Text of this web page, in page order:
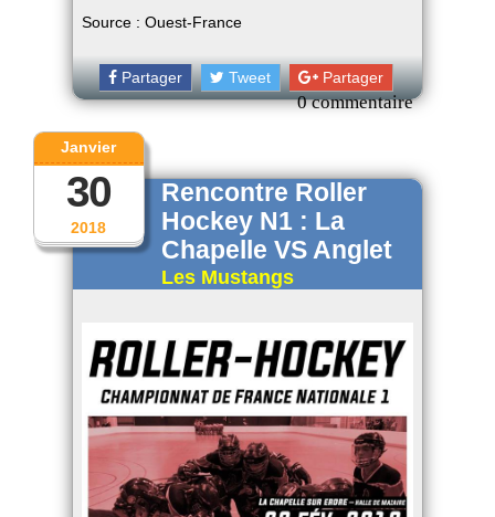
Source : Ouest-France
Partager Tweet Partager
0 commentaire
2018
Janvier
30
Rencontre Roller
Hockey N1 : La
Chapelle VS Anglet
Les Mustangs